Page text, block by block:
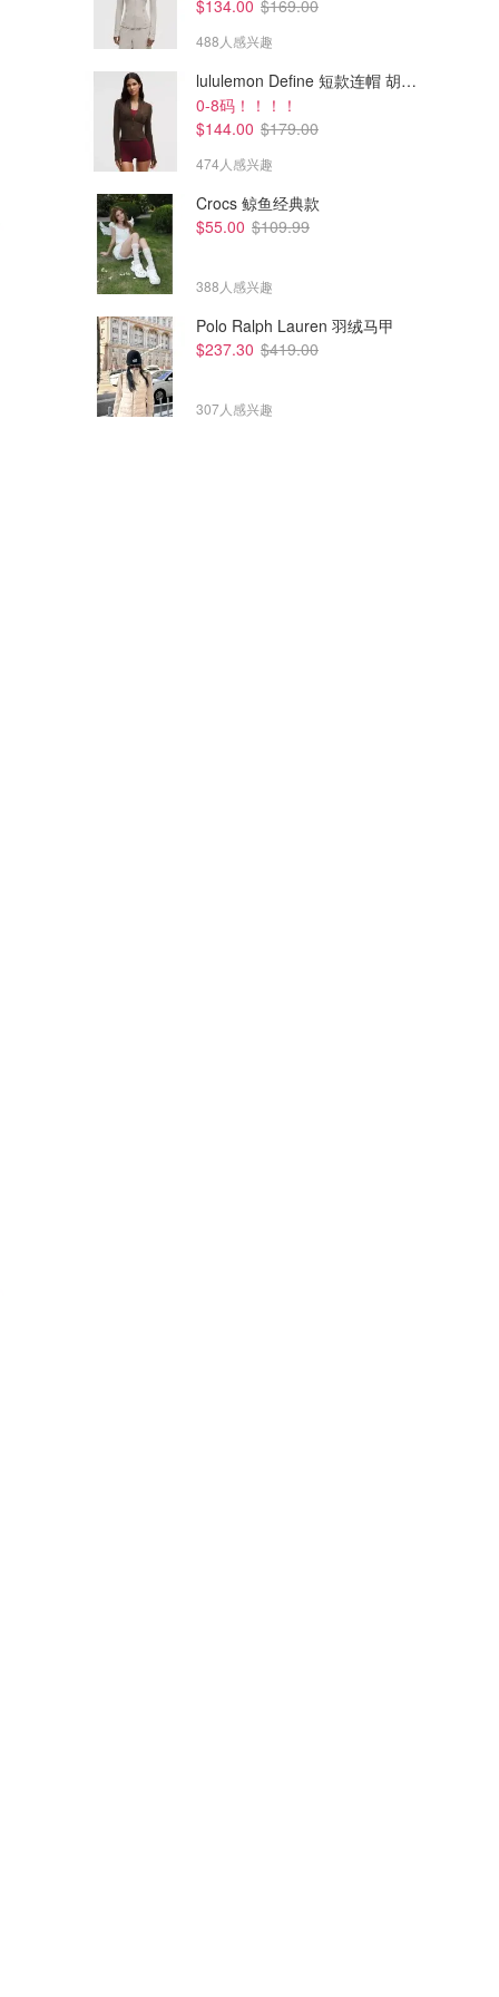
$134.00 $169.00
488人感兴趣
lululemon Define 短款连帽 胡桃棕
0-8码！！！！
$144.00 $179.00
474人感兴趣
Crocs 鲸鱼经典款
$55.00 $109.99
388人感兴趣
Polo Ralph Lauren 羽绒马甲
$237.30 $419.00
307人感兴趣